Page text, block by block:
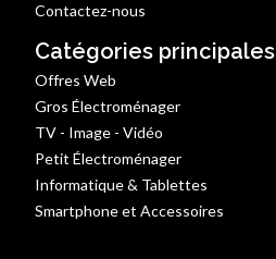
Contactez-nous
Catégories principales
Offres Web
Gros Électroménager
TV - Image - Vidéo
Petit Électroménager
Informatique & Tablettes
Smartphone et Accessoires